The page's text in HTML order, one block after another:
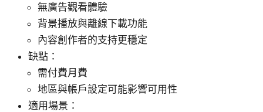
無廣告觀看體驗
背景播放與離線下載功能
內容創作者的支持更穩定
缺點：
需付費月費
地區與帳戶設定可能影響可用性
適用場景：